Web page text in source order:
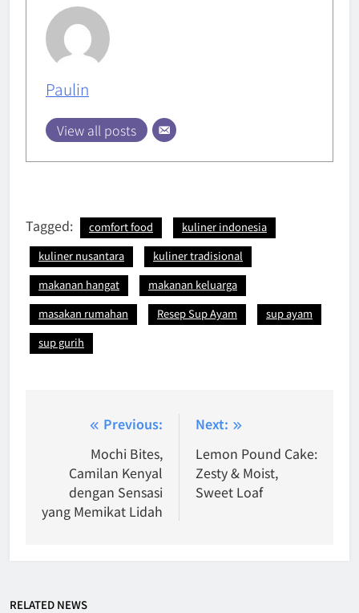
Paulin
View all posts
Tagged: comfort food
kuliner indonesia
kuliner nusantara
kuliner tradisional
makanan hangat
makanan keluarga
masakan rumahan
Resep Sup Ayam
sup ayam
sup gurih
navigation
Previous:
Mochi Bites,
Camilan Kenyal
dengan Sensasi
yang Memikat Lidah
Next:
Lemon Pound Cake:
Zesty & Moist,
Sweet Loaf
RELATED NEWS